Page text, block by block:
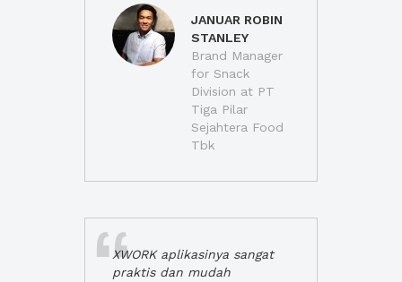
JANUAR ROBIN
STANLEY
Brand Manager
for Snack
Division at PT
Tiga Pilar
Sejahtera Food
Tbk
XWORK aplikasinya sangat
praktis dan mudah